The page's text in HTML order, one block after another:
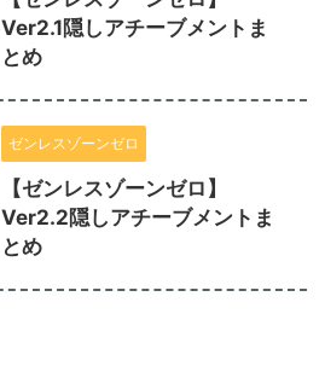
Ver2.1隠しアチーブメントま
とめ
ゼンレスゾーンゼロ
【ゼンレスゾーンゼロ】
Ver2.2隠しアチーブメントま
とめ